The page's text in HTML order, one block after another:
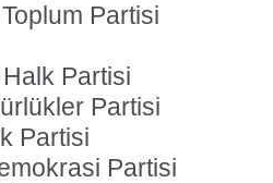
Partisi
Partisi
Partisi
Partisi
Partisi